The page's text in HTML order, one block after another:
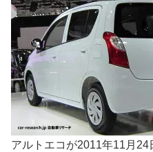
アルトエコが2011年11月24